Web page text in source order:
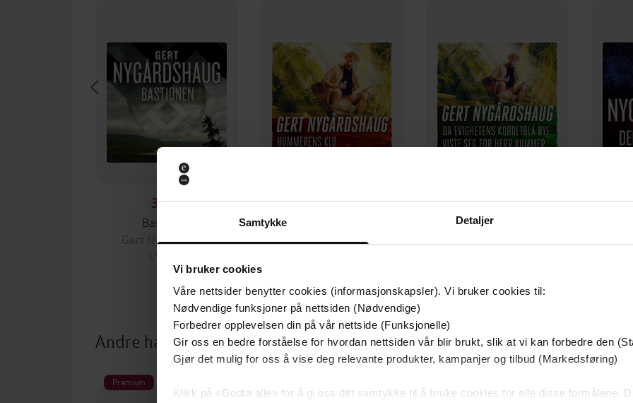
Samtykke Detaljer
Vi bruker cookies
Våre nettsider benytter cookies (informasjonskapsler). Vi bruker cookies til:
Nødvendige funksjoner på nettsiden (Nødvendige)
Forbedrer opplevelsen din på vår nettside (Funksjonelle)
Gir oss en bedre forståelse for hvordan nettsiden vår blir brukt, slik at vi kan forbedre den
Gjør det mulig for oss å vise deg relevante produkter, kampanjer og tilbud (Markedsføring)
Klikk på «Godta alle» for å gi oss ditt samtykke til å bruke cookies for alle disse formålene.
399,-
Bastionen
Gert Nygårdshaug
LYDBOK
79,-
Gert Nygårdshaug
49,-
Andre har også kjøpt
Premium